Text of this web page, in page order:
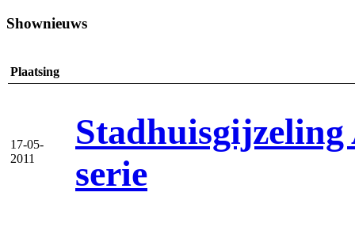
Shownieuws
Plaatsing
17-05-
2011
serie